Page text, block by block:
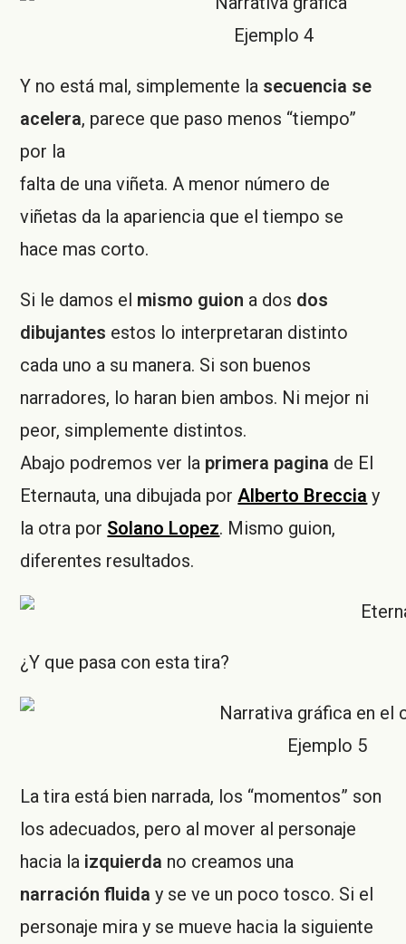
Ejemplo 4
Y no está mal, simplemente la secuencia se
acelera, parece que paso menos “tiempo”
por la
falta de una viñeta. A menor número de
viñetas da la apariencia que el tiempo se
hace mas corto.
Si le damos el mismo guion a dos dos
dibujantes estos lo interpretaran distinto
cada uno a su manera. Si son buenos
narradores, lo haran bien ambos. Ni mejor ni
peor, simplemente distintos.
Abajo podremos ver la primera pagina de El
Eternauta, una dibujada por Alberto Breccia y
la otra por Solano Lopez. Mismo guion,
diferentes resultados.
¿Y que pasa con esta tira?
Ejemplo 5
La tira está bien narrada, los “momentos” son
los adecuados, pero al mover al personaje
hacia la izquierda no creamos una
narración fluida y se ve un poco tosco. Si el
personaje mira y se mueve hacia la siguiente